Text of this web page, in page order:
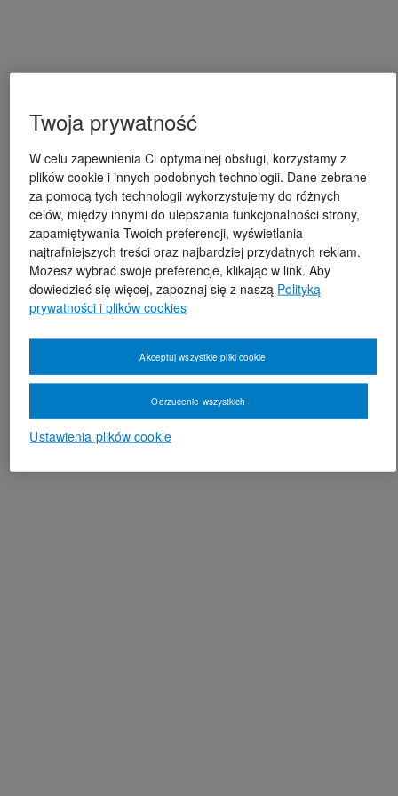
Twoja prywatność
W celu zapewnienia Ci optymalnej obsługi, korzystamy z
plików cookie i innych podobnych technologii. Dane zebrane
za pomocą tych technologii wykorzystujemy do różnych
celów, między innymi do ulepszania funkcjonalności strony,
zapamiętywania Twoich preferencji, wyświetlania
najtrafniejszych treści oraz najbardziej przydatnych reklam.
Możesz wybrać swoje preferencje, klikając w link. Aby
dowiedzieć się więcej, zapoznaj się z naszą Polityką
prywatności i plików cookies
Ustawienia plików cookie
Odrzucenie wszystkich
Akceptuj wszystkie pliki cookie